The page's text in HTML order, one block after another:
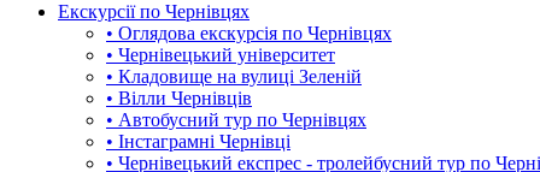
Екскурсії по Чернівцях
• Оглядова екскурсія по Чернівцях
• Чернівецький університет
• Кладовище на вулиці Зеленій
• Вілли Чернівців
• Автобусний тур по Чернівцях
• Інстаграмні Чернівці
• Чернівецький експрес - тролейбусний тур по